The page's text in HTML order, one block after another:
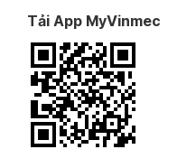
Tải App MyVinmec